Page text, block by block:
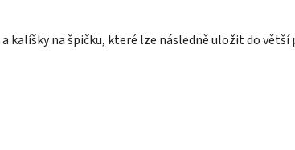
na špičku, které lze následně uložit do větší